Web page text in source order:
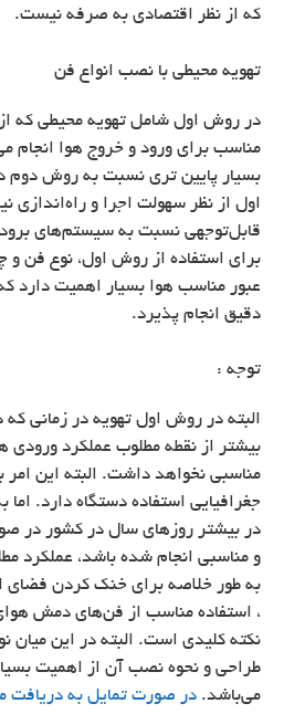
که از نظر اقتصادی به صرفه نیست.
تهویه محیطی با نصب انواع فن
در روش اول شامل تهویه محیطی که
مناسب برای ورود و خروج هوا انجام
بسیار پایین تری نسبت به روش
اول از نظر سهولت اجرا و راه‌اندازی
قابل‌توجهی نسبت به سیستم‌های
برای استفاده از روش اول، نوع فن
عبور مناسب هوا بسیار اهمیت دارد
دقیق انجام پذیرد.
توجه :
البته در روش اول تهویه در زمانی که
بیشتر از نقطه مطلوب عملکرد ورودی
مناسبی نخواهد داشت. البته این
جغرافیایی استفاده دستگاه دارد.
در بیشتر روزهای سال در کشور در
و مناسبی انجام شده باشد، عملکرد
به طور خلاصه برای خنک کردن فضای
، استفاده مناسب از فن‌های دمش
نکته کلیدی است. البته در این میان
طراحی و نحوه نصب آن از اهمیت
می‌باشد. در صورت تمایل به دریافت